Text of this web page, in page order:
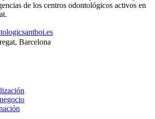
de los centros odontológicos activos en
Barcelona